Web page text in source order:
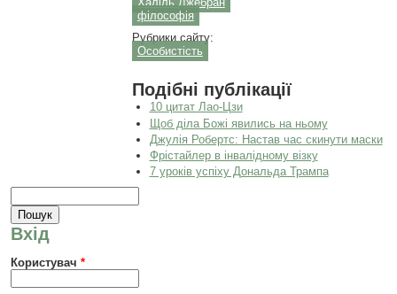
філософія
Рубрики сайту:
Особистість
Подібні публікації
10 цитат Лао-Цзи
Щоб діла Божі явились на ньому
Джулія Робертс: Настав час скинути маски
Фрістайлер в інвалідному візку
7 уроків успіху Дональда Трампа
Вхід
Користувач*